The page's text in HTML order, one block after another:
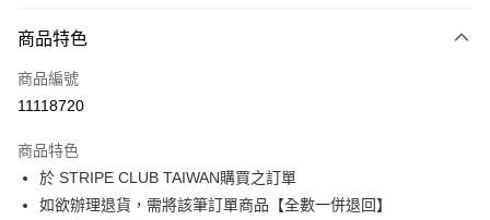
3 期 0 利率 每期
合作金庫商業銀行
上海商業儲蓄銀行
臺灣中小企業銀行
匯豐（台灣）商業銀行
華泰商業銀行
聯邦商業銀行
遠東國際商業銀行
超商取貨付款
LINE Pay
Apple Pay
街口支付
商品特色
商品編號
11118720
商品特色
於 STRIPE CLUB TAIWAN購買之訂單
如欲辦理退貨，需將該筆訂單商品【全數一併退回】